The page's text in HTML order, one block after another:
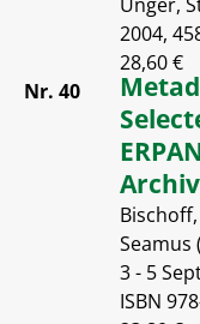
2004,
28,60 €
Nr. 40
Seamus
3 - 5
ISBN